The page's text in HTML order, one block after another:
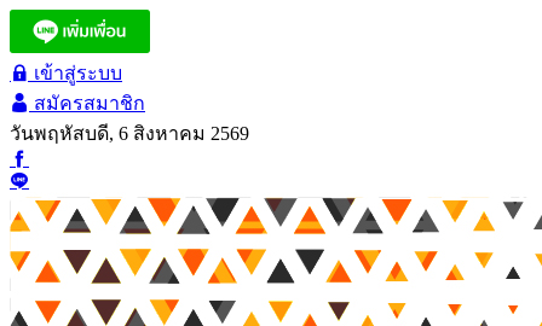
เข้าสู่ระบบ
สมัครสมาชิก
วันพฤหัสบดี, 6 สิงหาคม 2569